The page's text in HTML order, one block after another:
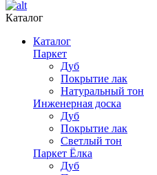
Каталог
Каталог
Паркет
Дуб
Покрытие лак
Натуральный тон
Инженерная доска
Дуб
Покрытие лак
Светлый тон
Паркет Ёлка
Дуб